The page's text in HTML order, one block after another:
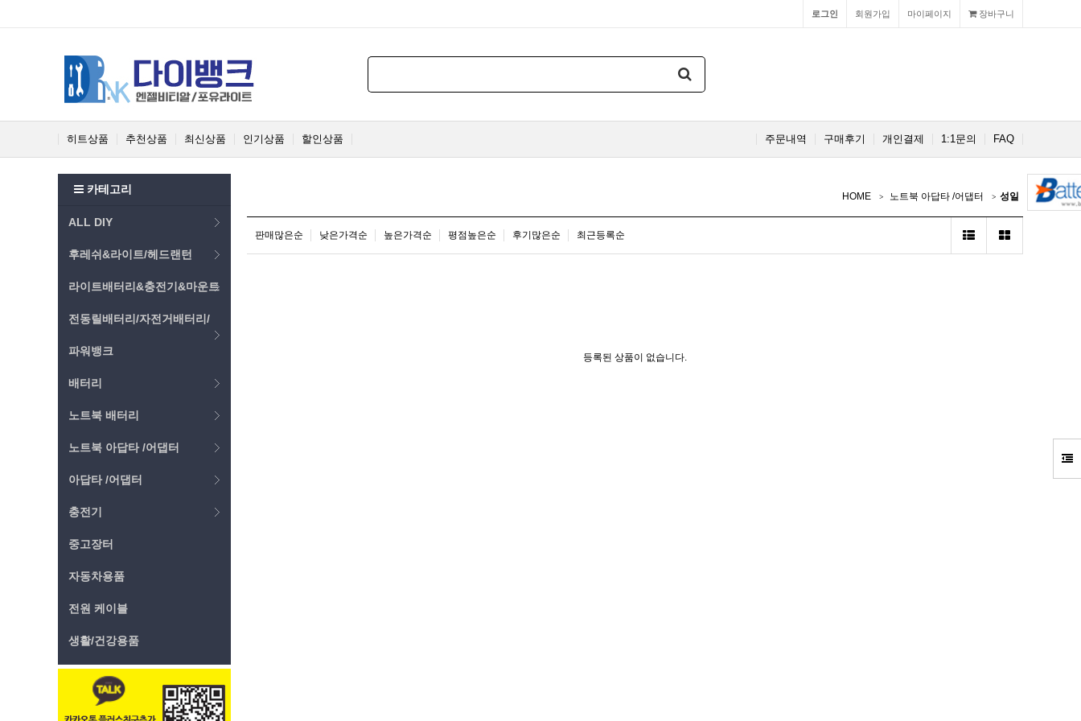
장바구니
마이페이지
회원가입
로그인
히트상품 추천상품 최신상품 인기상품 할인상품 FAQ
1:1문의
개인결제
구매후기
주문내역
카테고리
ALL DIY
후레쉬&라이트/헤드랜턴
라이트배터리&충전기&마운트
전동릴배터리/자전거배터리/
파워뱅크
배터리
노트북 배터리
노트북 아답타 /어댑터
아답타 /어댑터
충전기
중고장터
자동차용품
전원 케이블
생활/건강용품
HOME 노트북 아답타 /어댑터 성일
판매많은순 낮은가격순 높은가격순 평점높은순 후기많은순 최근등록순
등록된 상품이 없습니다.